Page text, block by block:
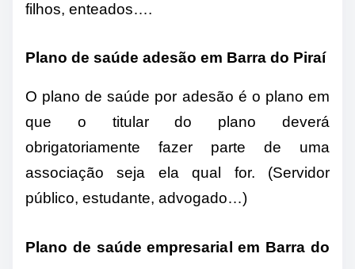
filhos, enteados….
Plano de saúde adesão em Barra do Piraí
O plano de saúde por adesão é o plano em
que o titular do plano deverá
obrigatoriamente fazer parte de uma
associação seja ela qual for. (Servidor
público, estudante, advogado…)
Plano de saúde empresarial em Barra do